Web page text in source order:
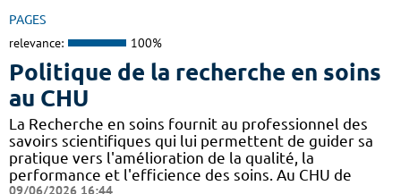
PAGES
relevance: 100%
Politique de la recherche en soins
au CHU
La Recherche en soins fournit au professionnel des
savoirs scientifiques qui lui permettent de guider sa
pratique vers l'amélioration de la qualité, la
performance et l'efficience des soins. Au CHU de
09/06/2026 16:44